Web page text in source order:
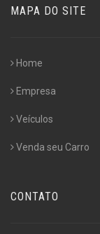
MAPA DO SITE
Home
Empresa
Veículos
Venda seu Carro
CONTATO